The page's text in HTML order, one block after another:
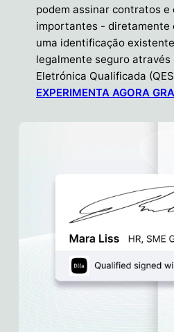
podem assinar contratos e
importantes - diretamente
uma identificação
legalmente seguro através
Eletrónica Qualificada
EXPERIMENTA AGORA